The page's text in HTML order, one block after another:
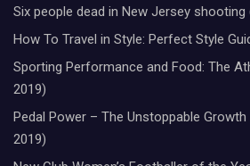
Six people dead in New Jersey
How To Travel in Style: Perfect Style
Sporting Performance and Food: The
2019)
Pedal Power – The Unstoppable
2019)